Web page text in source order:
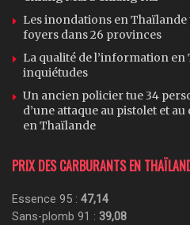
Les inondations en
foyers dans 26 provinces
La qualité de l’information en
inquiétudes
Un ancien policier tue 34
d’une attaque au pistolet et
en Thaïlande
PRIX DES CARBURANTS EN
Essence 95 : 47,14
Sans-plomb 91 : 39,08